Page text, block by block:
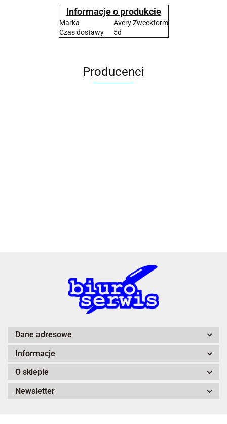
Informacje o produkcie
Marka
Avery Zweckform
Czas dostawy
5d
Producenci
A4 Tech
Dane adresowe
Informacje
O sklepie
Newsletter